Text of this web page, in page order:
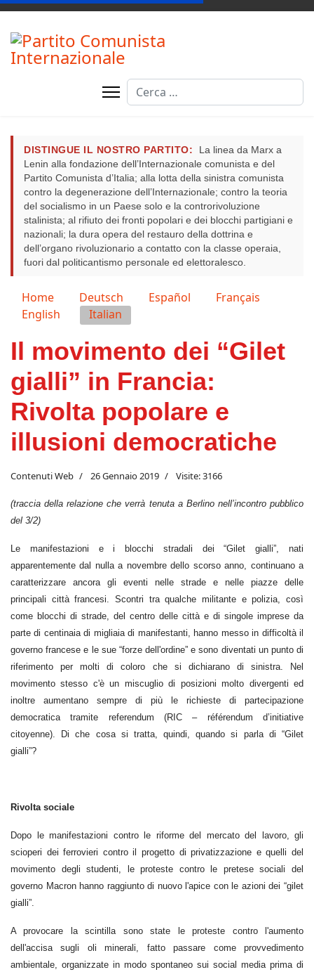
Cerca
DISTINGUE IL NOSTRO PARTITO:
La linea da Marx a
Lenin alla fondazione dell’Internazionale comunista e del
Partito Comunista d’Italia; alla lotta della sinistra comunista
contro la degenerazione dell’Internazionale; contro la teoria
del socialismo in un Paese solo e la controrivoluzione
stalinista; al rifiuto dei fronti popolari e dei blocchi partigiani e
nazionali; la dura opera del restauro della dottrina e
dell’organo rivoluzionario a contatto con la classe operaia,
fuori dal politicantismo personale ed elettoralesco.
Seleziona la tua lingua
Home Deutsch Español
Français
English
Italian
Il movimento dei “Gilet
gialli” in Francia:
Rivolta popolare e
illusioni democratiche
Contenuti Web 26 Gennaio 2019 Visite: 3166
(traccia della relazione che verrà tenuta a Berlino nell’incontro pubblico
del 3/2)
Le manifestazioni e i blocchi stradali dei “Gilet gialli”, nati
apparentemente dal nulla a novembre dello scorso anno, continuano a
caratterizzare ancora gli eventi nelle strade e nelle piazze delle
principali città francesi. Scontri tra qualche militante e polizia, così
come blocchi di strade, del centro delle città e di singole imprese da
parte di centinaia di migliaia di manifestanti, hanno messo in difficoltà il
governo francese e le sue “forze dell'ordine” e sono diventati un punto di
riferimento per molti di coloro che si dichiarano di sinistra. Nel
movimento stesso c'è un miscuglio di posizioni molto divergenti ed
inoltre aumentano sempre di più le richieste di partecipazione
democratica tramite referendum (RIC – référendum d’initiative
citoyenne). Di che cosa si tratta, quindi, quando si parla di “Gilet
gialli”?
Rivolta sociale
Dopo le manifestazioni contro le riforme del mercato del lavoro, gli
scioperi dei ferrovieri contro il progetto di privatizzazione e quelli del
movimento degli studenti, le proteste contro le pretese sociali del
governo Macron hanno raggiunto di nuovo l'apice con le azioni dei “gilet
gialli”.
A provocare la scintilla sono state le proteste contro l'aumento
dell'accisa sugli oli minerali, fatto passare come provvedimento
ambientale, organizzate in modo spontaneo sui social media prima di